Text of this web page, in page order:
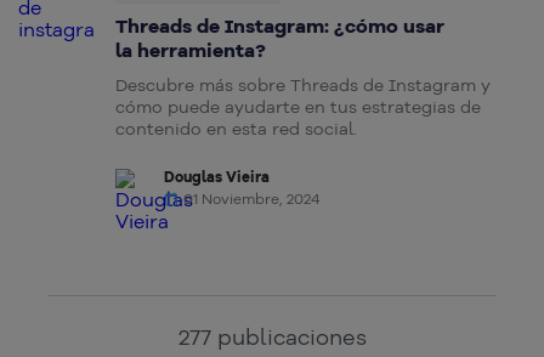
Threads de Instagram: ¿cómo usar
la herramienta?
Descubre más sobre Threads de Instagram y
cómo puede ayudarte en tus estrategias de
contenido en esta red social.
Douglas Vieira
01 Noviembre, 2024
277 publicaciones